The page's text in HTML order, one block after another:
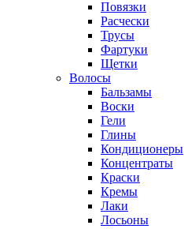
Повязки
Расчески
Трусы
Фартуки
Щетки
Волосы
Бальзамы
Воски
Гели
Глины
Кондиционеры
Концентраты
Краски
Кремы
Лаки
Лосьоны